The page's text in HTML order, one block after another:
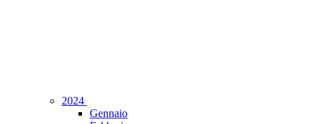
2024
Gennaio